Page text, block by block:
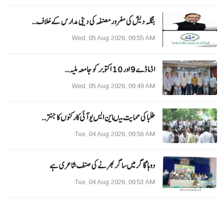
بنگلہ دیش کی مفرور مصنفہ کی دینی مدارس کے خلاف…
Wed, 05 Aug 2026, 09:55 AM
ا ڈما ڈے 9 اور 10 اکتوبر کو جامعہ ملیہ…
Wed, 05 Aug 2026, 09:49 AM
طلبا کی حمایت میںاین ایس یو آئی کارکنوں کا جنتر…
Tue, 04 Aug 2026, 09:56 AM
دوہا گاگر میں ساگر بھرنے کی صنف شاعری ہے
Tue, 04 Aug 2026, 09:53 AM